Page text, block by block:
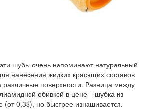
шубы очень напоминают натуральный
нанесения жидких красящих составов
различные поверхности. Разница между
обивкой в цене – шубка из
(от 0,3$), но быстрее изнашивается.